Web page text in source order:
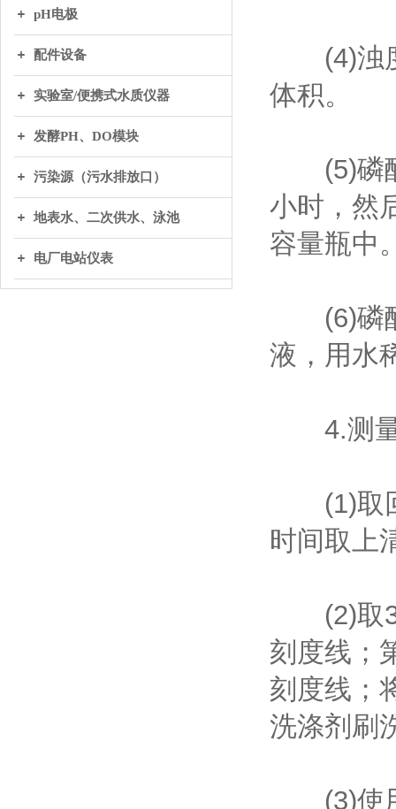
pH电极
配件设备
实验室/便携式水质仪器
发酵PH、DO模块
污染源（污水排放口）
地表水、二次供水、泳池
电厂电站仪表
(4)浊度-
体积。
(5)磷酸
小时，然
容量瓶中
(6)磷酸
液，用水
4.测量
(1)取回
时间取上
(2)取3
刻度线；
刻度线；
洗涤剂刷
(3)使用